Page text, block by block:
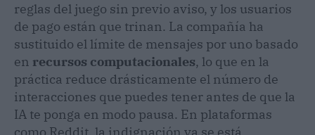
reglas del juego sin previo aviso, y los usuarios
de pago están que trinan. La compañía ha
sustituido el límite de mensajes por uno basado
en recursos computacionales, lo que en la
práctica reduce drásticamente el número de
interacciones que puedes tener antes de que la
IA te ponga en modo pausa. En plataformas
como Reddit, la indignación ya se está